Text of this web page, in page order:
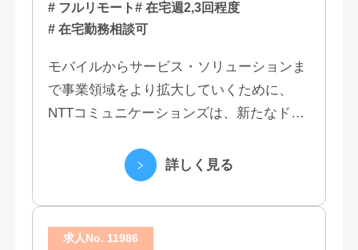
# フルリモート# 在宅週2,3回程度
# 在宅勤務相談可
モバイルからサービス・ソリューションま
で事業領域をより拡大していくために、
NTTコミュニケーションズは、新たなドコ
たちは、クラウド、ネットワーク、セキュ
リティといっ...
詳しく見る
求人No. 11986